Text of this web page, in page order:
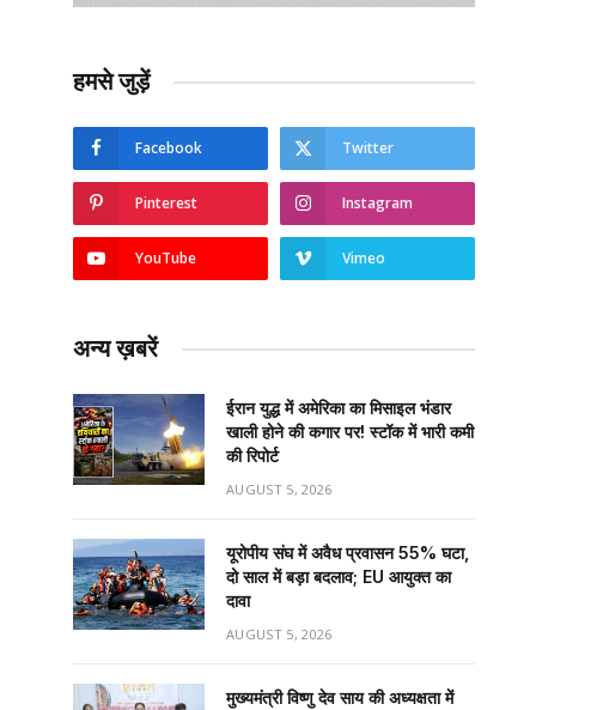
हमसे जुड़ें
Facebook Twitter
Pinterest Instagram
YouTube Vimeo
अन्य ख़बरें
ईरान युद्ध में अमेरिका का मिसाइल भंडार
खाली होने की कगार पर! स्टॉक में भारी कमी
की रिपोर्ट
AUGUST 5, 2026
यूरोपीय संघ में अवैध प्रवासन 55% घटा,
दो साल में बड़ा बदलाव; EU आयुक्त का
दावा
AUGUST 5, 2026
मुख्यमंत्री विष्णु देव साय की अध्यक्षता में